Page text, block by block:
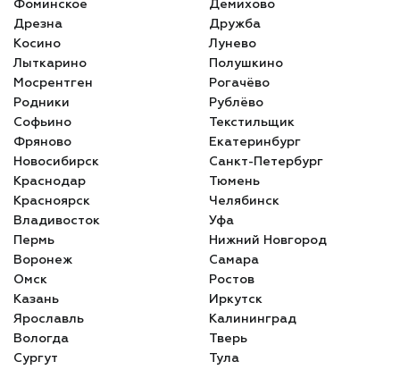
Фоминское
Демихово
Дрезна
Дружба
Косино
Лунево
Лыткарино
Полушкино
Мосрентген
Рогачёво
Родники
Рублёво
Софьино
Текстильщик
Фряново
Екатеринбург
Новосибирск
Санкт-Петербург
Краснодар
Тюмень
Красноярск
Челябинск
Владивосток
Уфа
Пермь
Нижний Новгород
Воронеж
Самара
Омск
Ростов
Казань
Иркутск
Ярославль
Калининград
Вологда
Тверь
Сургут
Тула